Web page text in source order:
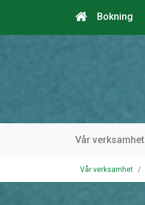
Bokning
Vår verksamhet
Vår verksamhet